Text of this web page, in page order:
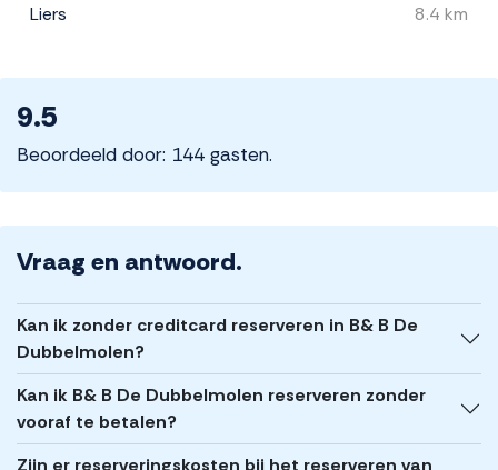
Liers
8.4 km
9.5
Beoordeeld door: 144 gasten.
Vraag en antwoord.
Kan ik zonder creditcard reserveren in B& B De
Dubbelmolen?
Kan ik B& B De Dubbelmolen reserveren zonder
vooraf te betalen?